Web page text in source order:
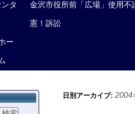
タ 金沢市役所前「広場」使用不
憲！訴訟
ー
ム
日別アーカイブ: 2004